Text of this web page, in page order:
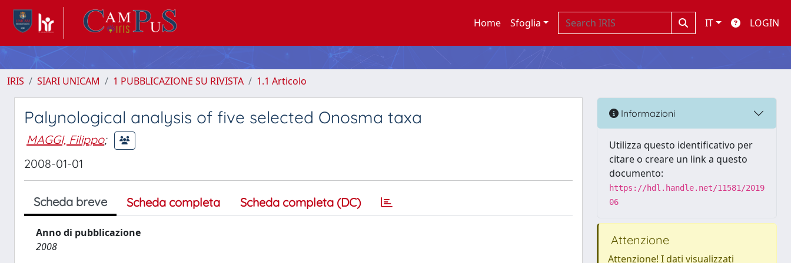
Home Sfoglia IT LOGIN
IRIS SIARI UNICAM 1 PUBBLICAZIONE SU RIVISTA 1.1 Articolo
Palynological analysis of five selected Onosma taxa
MAGGI, Filippo;
2008-01-01
Scheda breve Scheda completa Scheda completa (DC)
Anno di pubblicazione
2008
Informazioni
Utilizza questo identificativo per
citare o creare un link a questo
documento:
https://hdl.handle.net/11581/2019
06
Attenzione
Attenzione! I dati visualizzati